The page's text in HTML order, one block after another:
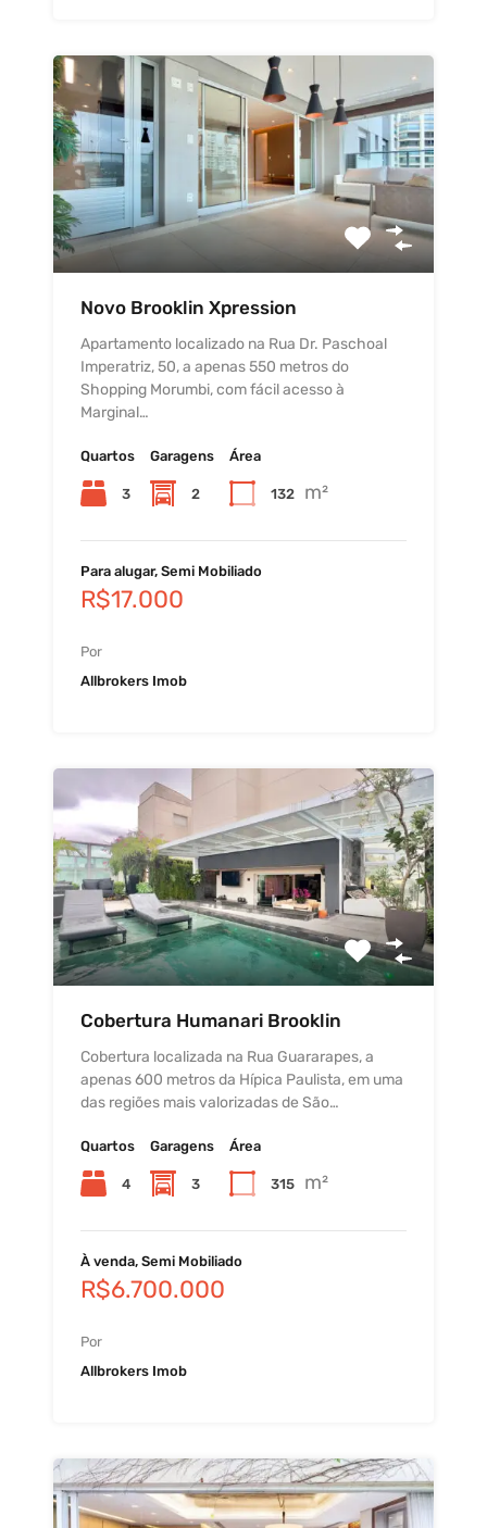
Novo Brooklin Xpression
Apartamento localizado na Rua Dr. Paschoal
Imperatriz, 50, a apenas 550 metros do
Shopping Morumbi, com fácil acesso à
Marginal…
Quartos
3
Garagens
2
Área
132 m²
Para alugar, Semi Mobiliado
R$17.000
Por
Allbrokers Imob
Cobertura Humanari Brooklin
Cobertura localizada na Rua Guararapes, a
apenas 600 metros da Hípica Paulista, em uma
das regiões mais valorizadas de São…
Quartos
4
Garagens
3
Área
315 m²
À venda, Semi Mobiliado
R$6.700.000
Por
Allbrokers Imob